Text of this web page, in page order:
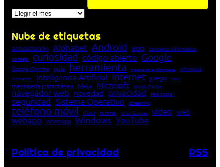
Archivos
Nube de etiquetas
actualización Alphabet Android app concepto informático
consejo
curiosidad código abierto Google
Google Chrome guía herramienta historia de la Informática Informática
innovación Inteligencia Artificial Internet juego lista
mensajería instantánea Meta Microsoft Mozilla Firefox
navegador web novedad privacidad red social
seguridad Sistema Operativo streaming
teléfono móvil truco tutorial Unión Europea vídeo web
webapp WhatsApp Windows YouTube
Política de privacidad RSS